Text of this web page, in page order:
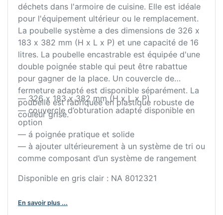
déchets dans l'armoire de cuisine. Elle est idéale
pour l'équipement ultérieur ou le remplacement.
La poubelle système a des dimensions de 326 x
183 x 382 mm (H x L x P) et une capacité de 16
litres. La poubelle encastrable est équipée d'une
double poignée stable qui peut être rabattue
pour gagner de la place. Un couvercle de
fermeture adapté est disponible séparément. La
poubelle est fabriquée en plastique robuste de
couleur grise.
— 326 x 183 x 382 mm (H x L x P)
— couvercle d’obturation adapté disponible en
option
— á poignée pratique et solide
— à ajouter ultérieurement à un système de tri ou
comme composant d’un système de rangement
Disponible en gris clair : NA 8012321
En savoir plus ...